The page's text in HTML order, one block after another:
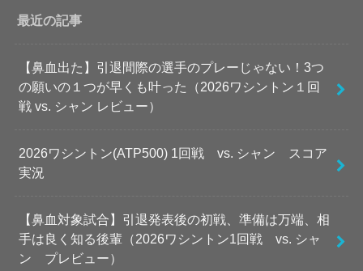
最近の記事
【鼻血出た】引退間際の選手のプレーじゃない！3つ
の願いの１つが早くも叶った（2026ワシントン１回
戦 vs. シャン レビュー）
2026ワシントン(ATP500) 1回戦 vs. シャン スコア
実況
【鼻血対象試合】引退発表後の初戦、準備は万端、相
手は良く知る後輩（2026ワシントン1回戦 vs. シャ
ン プレビュー）